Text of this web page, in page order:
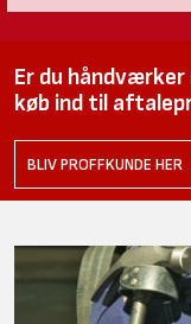
Er du håndværker
køb ind til
BLIV PROFFKUNDE HER